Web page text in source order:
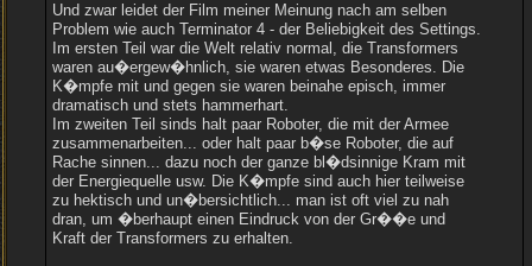
Und zwar leidet der Film meiner Meinung nach am selben
Problem wie auch Terminator 4 - der Beliebigkeit des Settings.
Im ersten Teil war die Welt relativ normal, die Transformers
waren au�ergew�hnlich, sie waren etwas Besonderes. Die
K�mpfe mit und gegen sie waren beinahe episch, immer
dramatisch und stets hammerhart.
Im zweiten Teil sinds halt paar Roboter, die mit der Armee
zusammenarbeiten... oder halt paar b�se Roboter, die auf
Rache sinnen... dazu noch der ganze bl�dsinnige Kram mit
der Energiequelle usw. Die K�mpfe sind auch hier teilweise
zu hektisch und un�bersichtlich... man ist oft viel zu nah
dran, um �berhaupt einen Eindruck von der Gr��e und
Kraft der Transformers zu erhalten.